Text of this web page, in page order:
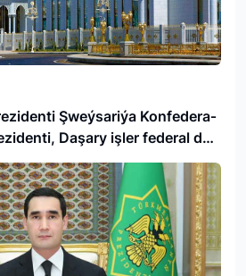
Şweý­sa­ri­ýa Kon­fe­de­ra­
Da­şa­ry iş­ler fe­de­ral de­
ka­bul et­di